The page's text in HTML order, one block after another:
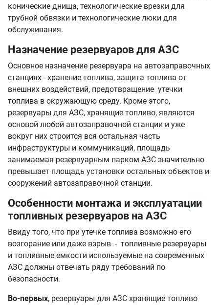
конические днища, технологические врезки для
трубной обвязки и технологические люки для
обслуживания.
Назначение резервуаров для АЗС
Основное назначение резервуара на автозаправочных
станциях - хранение топлива, защита топлива от
внешних воздействий, предотвращение утечки
топлива в окружающую среду. Кроме этого,
резервуары для АЗС, хранящие топливо, являются
основой любой автозаправочной станции и уже
вокруг них строится вся остальная часть
инфраструктуры и коммуникаций, площадь
занимаемая резервуарным парком АЗС значительно
превышает площадь установки остальных объектов и
сооружений автозаправочной станции.
Особенности монтажа и эксплуатации
топливных резервуаров на АЗС
Ввиду того, что при утечке топлива возможно его
возгорание или даже взрыв - топливные резервуары
и топливные емкости используемые на современных
АЗС должны отвечать ряду требований по
безопасности.
Во-первых, резервуары для АЗС хранящие топливо